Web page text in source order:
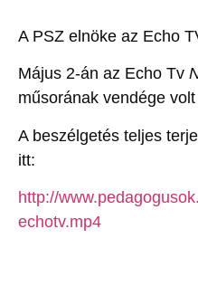
A PSZ elnöke az Echo
Május 2-án az Echo Tv
műsorának vendége volt
A beszélgetés teljes
itt:
http://
echotv.mp4